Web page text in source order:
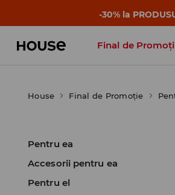
-30% la
Final de
House Final de Promoție
Pentru ea
Accesorii pentru ea
Pentru el